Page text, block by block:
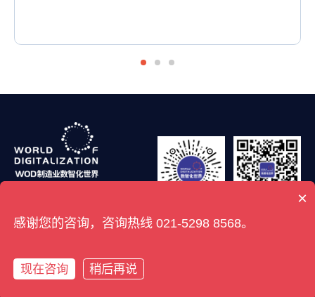
世界】社群码
Copyright © 2024 数智范式科技（上海）有限公司 版权所有
法律声明 隐私保护协议 网站地图
×
感谢您的咨询，咨询热线 021-5298 8568。
现在咨询 稍后再说